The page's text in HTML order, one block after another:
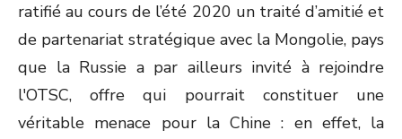
ratifié au cours de l’été 2020 un traité d’amitié et
de partenariat stratégique avec la Mongolie, pays
que la Russie a par ailleurs invité à rejoindre
l'OTSC, offre qui pourrait constituer une
véritable menace pour la Chine : en effet, la